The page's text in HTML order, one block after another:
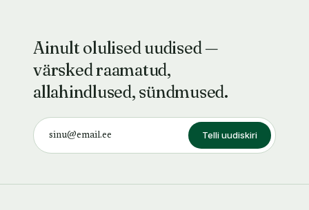
Ainult olulised uudised —
värsked raamatud,
allahindlused, sündmused.
Telli uudiskiri